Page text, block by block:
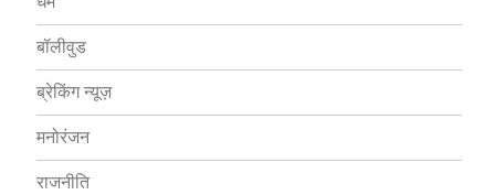
बॉलीवुड
ब्रेकिंग न्यूज़
मनोरंजन
राजनीति